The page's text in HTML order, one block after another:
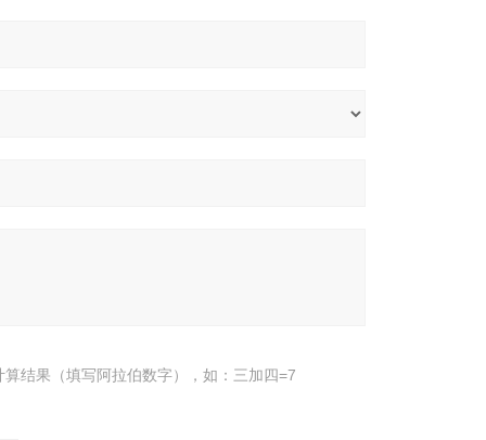
算结果（填写阿拉伯数字），如：三加四=7